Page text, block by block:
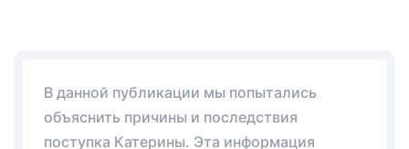
В данной публикации мы попытались
объяснить причины и последствия
поступка Катерины. Эта информация